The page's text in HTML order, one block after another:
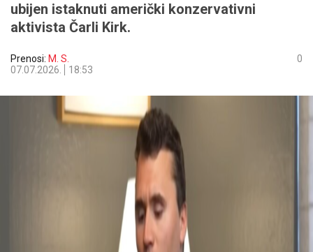
ubijen istaknuti američki konzervativni
aktivista Čarli Kirk.
Prenosi: M. S.
07.07.2026.
18:53
0